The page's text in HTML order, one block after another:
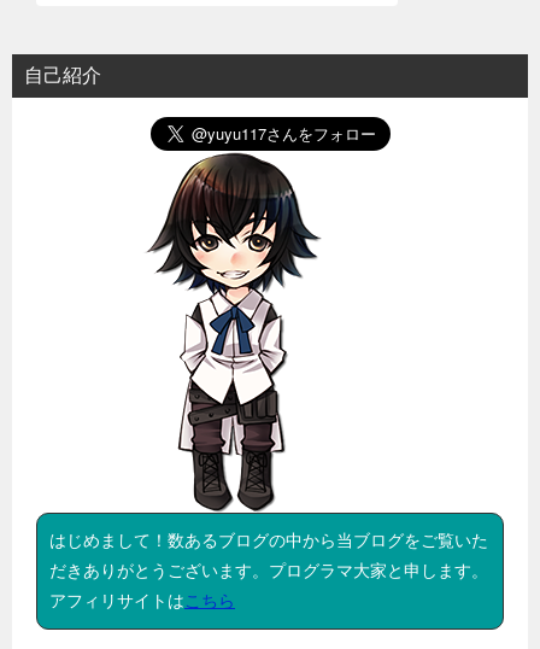
自己紹介
はじめまして！数あるブログの中から当ブログをご覧いた
だきありがとうございます。プログラマ大家と申します。
アフィリサイトは こちら